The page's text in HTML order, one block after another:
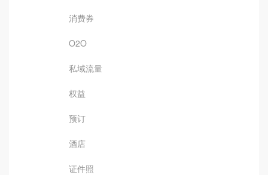
消费券
O2O
私域流量
权益
预订
酒店
证件照